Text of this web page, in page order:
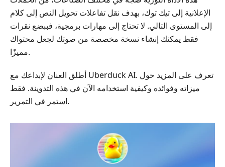
الإعلانية إلى تيك توك، بهدف نقل تفاعلات تحويل النص إلى كلام
إلى المستوى التالي. لا تحتاج إلى مهارات برمجية، فببضع نقرات
فقط يمكنك إنشاء نسخة مخصصة من صوتك لجعل محتواك
مميزًا.
أطلق العنان لإبداعك مع Uberduck AI. تعرف على المزيد حول
ميزاته وفوائده وكيفية استخدامه الآن في هذه التدوينة. فقط
استمر في التمرير.